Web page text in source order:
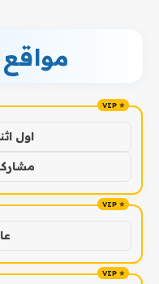
اول